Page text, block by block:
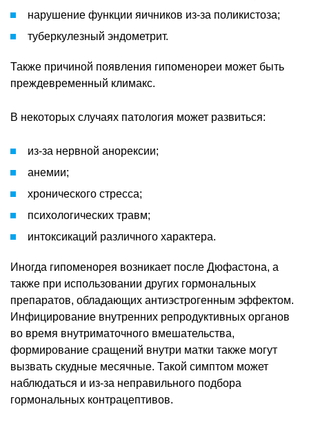
нарушение функции яичников из-за поликистоза;
туберкулезный эндометрит.
Также причиной появления гипоменореи может быть
преждевременный климакс.
В некоторых случаях патология может развиться:
из-за нервной анорексии;
анемии;
хронического стресса;
психологических травм;
интоксикаций различного характера.
Иногда гипоменорея возникает после Дюфастона, а
также при использовании других гормональных
препаратов, обладающих антиэстрогенным эффектом.
Инфицирование внутренних репродуктивных органов
во время внутриматочного вмешательства,
формирование сращений внутри матки также могут
вызвать скудные месячные. Такой симптом может
наблюдаться и из-за неправильного подбора
гормональных контрацептивов.